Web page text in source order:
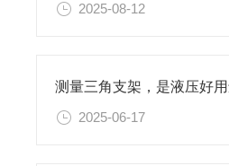
2025-08-12
2025-06-17